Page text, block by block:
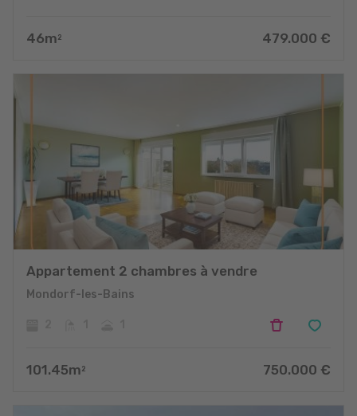
46m 2 479.000 €
Appartement 2 chambres à vendre
Mondorf-les-Bains
101.45m 2 750.000 €